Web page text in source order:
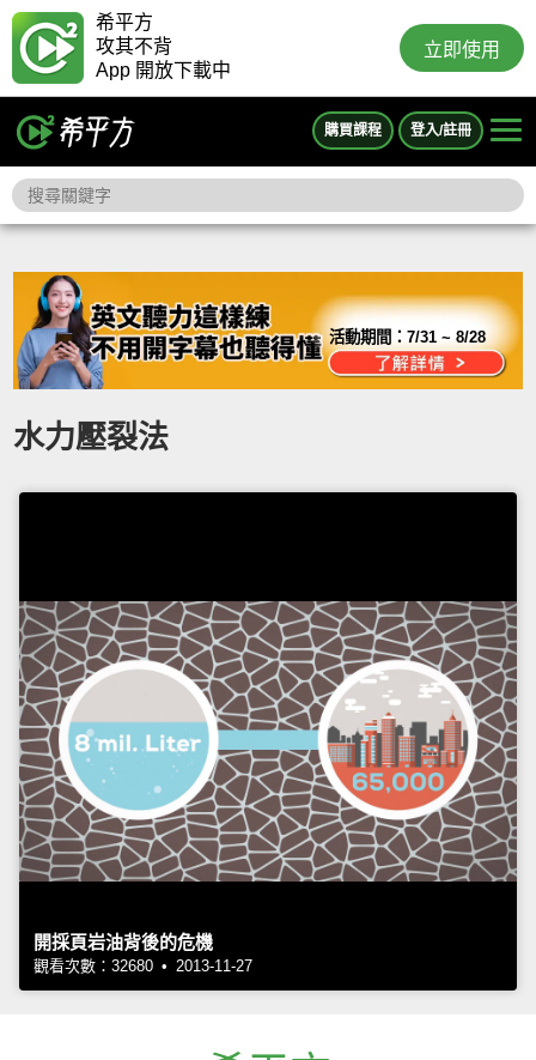
希平方
攻其不背
App 開放下載中
立即使用
購買課程 登入/註冊
活動期間：7/31 ~ 8/28
水力壓裂法
開採頁岩油背後的危機
觀看次數：32680 • 2013-11-27